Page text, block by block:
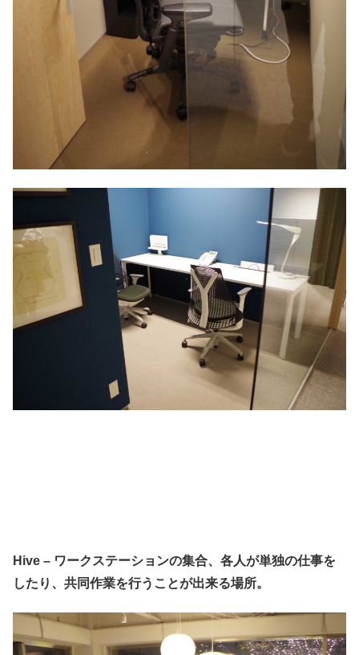
Hive – ワークステーションの集合、各人が単独の仕事を
したり、共同作業を行うことが出来る場所。